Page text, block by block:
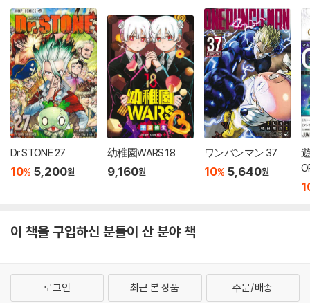
Dr.STONE 27
10% 5,200원
幼稚園WARS 18
9,160원
ワンパンマン 37
10% 5,640원
이 책을 구입하신 분들이 산 분야 책
로그인 최근 본 상품 주문/배송